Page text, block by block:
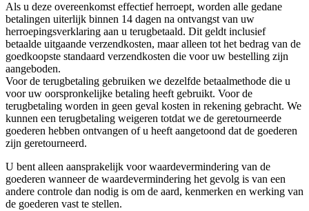
Als u deze overeenkomst effectief herroept, worden alle gedane
betalingen uiterlijk binnen 14 dagen na ontvangst van uw
herroepingsverklaring aan u terugbetaald. Dit geldt inclusief
betaalde uitgaande verzendkosten, maar alleen tot het bedrag van de
goedkoopste standaard verzendkosten die voor uw bestelling zijn
aangeboden.
Voor de terugbetaling gebruiken we dezelfde betaalmethode die u
voor uw oorspronkelijke betaling heeft gebruikt. Voor de
terugbetaling worden in geen geval kosten in rekening gebracht. We
kunnen een terugbetaling weigeren totdat we de geretourneerde
goederen hebben ontvangen of u heeft aangetoond dat de goederen
zijn geretourneerd.
U bent alleen aansprakelijk voor waardevermindering van de
goederen wanneer de waardevermindering het gevolg is van een
andere controle dan nodig is om de aard, kenmerken en werking van
de goederen vast te stellen.